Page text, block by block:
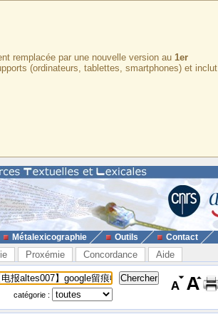
remplacée par une nouvelle version au 1er
(ordinateurs, tablettes, smartphones) et inclut
Métalexicographie Outils Contact
Proxémie Concordance Aide
catégorie :